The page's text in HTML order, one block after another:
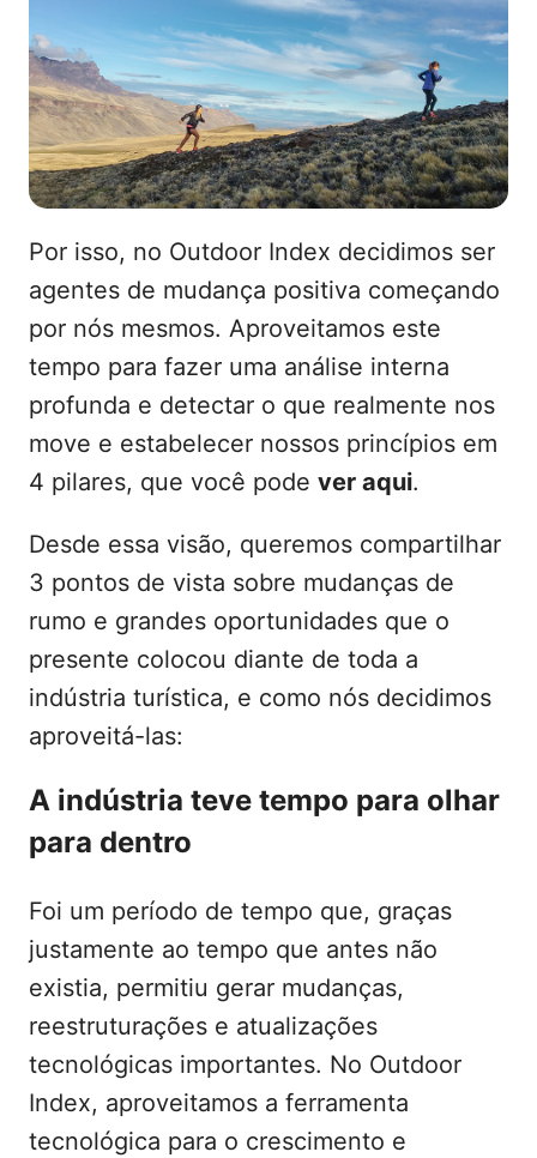
Por isso, no Outdoor Index decidimos ser
agentes de mudança positiva começando
por nós mesmos. Aproveitamos este
tempo para fazer uma análise interna
profunda e detectar o que realmente nos
move e estabelecer nossos princípios em
4 pilares, que você pode ver aqui.
Desde essa visão, queremos compartilhar
3 pontos de vista sobre mudanças de
rumo e grandes oportunidades que o
presente colocou diante de toda a
indústria turística, e como nós decidimos
aproveitá-las:
A indústria teve tempo para olhar
para dentro
Foi um período de tempo que, graças
justamente ao tempo que antes não
existia, permitiu gerar mudanças,
reestruturações e atualizações
tecnológicas importantes. No Outdoor
Index, aproveitamos a ferramenta
tecnológica para o crescimento e